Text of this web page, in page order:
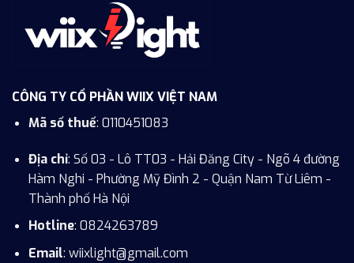
CÔNG TY CỔ PHẦN WIIX VIỆT NAM
Mã số thuế: 0110451083
Địa chỉ: Số 03 - Lô TT03 - Hải Đăng City - Ngõ 4 đường
Hàm Nghi - Phường Mỹ Đình 2 - Quận Nam Từ Liêm -
Thành phố Hà Nội
Hotline: 0824263789
Email: wiixlight@gmail.com